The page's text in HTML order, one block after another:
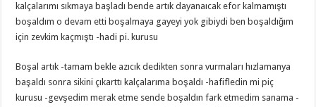
kalçalarımı sıkmaya başladı bende artık dayanaıcak efor kalmamıştı
boşaldım o devam etti boşalmaya gayeyi yok gibiydi ben boşaldığım
için zevkim kaçmıştı -hadi pi. kurusu
Boşal artık -tamam bekle azıcık dedikten sonra vurmaları hızlamanya
başaldı sonra sikini çıkarttı kalçalarıma boşaldı -hafifledin mi piç
kurusu -gevşedim merak etme sende boşaldın fark etmedim sanama -